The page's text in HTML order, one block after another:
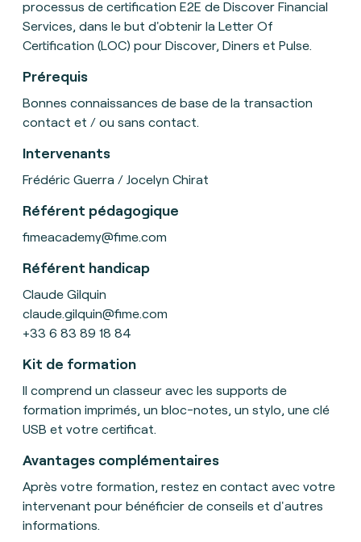
processus de certification E2E de Discover Financial
Services, dans le but d'obtenir la Letter Of
Certification (LOC) pour Discover, Diners et Pulse.
Prérequis
Bonnes connaissances de base de la transaction
contact et / ou sans contact.
Intervenants
Frédéric Guerra / Jocelyn Chirat
Référent pédagogique
fimeacademy@fime.com
Référent handicap
Claude Gilquin
claude.gilquin@fime.com
+33 6 83 89 18 84
Kit de formation
Il comprend un classeur avec les supports de
formation imprimés, un bloc-notes, un stylo, une clé
USB et votre certificat.
Avantages complémentaires
Après votre formation, restez en contact avec votre
intervenant pour bénéficier de conseils et d'autres
informations.